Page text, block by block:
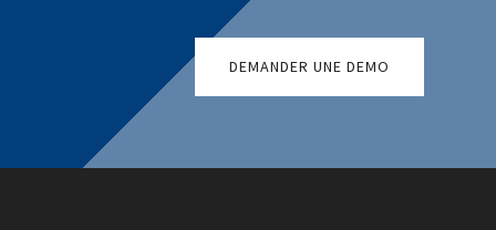
DEMANDER UNE DEMO